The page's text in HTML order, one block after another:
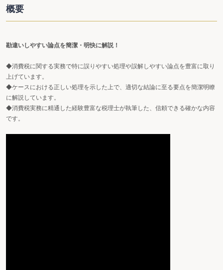
概要
勘違いしやすい論点を簡潔・明快に解説！
◆消費税に関する実務で特に誤りやすい処理や誤解しやすい論点を豊富に取り
上げています。
◆ケースにおける正しい処理を示した上で、適切な結論に至る要点を簡潔明瞭
に解説しています。
◆消費税実務に精通した経験豊富な税理士が執筆した、信頼できる確かな内容
です。